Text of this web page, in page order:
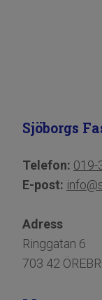
Sjöborgs
Telefon: 019-
E-post:
Adress
Ringgatan 6
703 42